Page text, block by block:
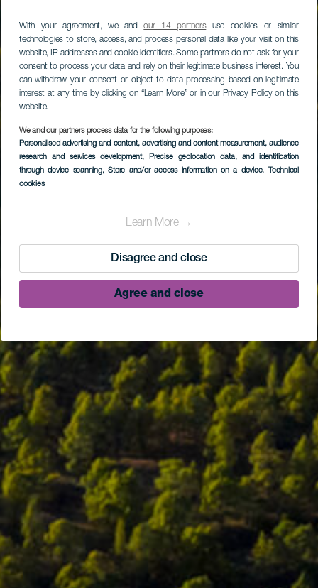
With your agreement, we andour 14 partnersuse cookies or similar
technologies to store, access, and process personal data like your visit on this
website, IP addresses and cookie identifiers. Some partners do not ask for your
consent to process your data and rely on their legitimate business interest. You
can withdraw your consent or object to data processing based on legitimate
interest at any time by clicking on “Learn More” or in our Privacy Policy on this
website.
We and our partners process data for the following purposes:
Personalised advertising and content, advertising and content measurement, audience
research and services development, Precise geolocation data, and identification
through device scanning, Store and/or access information on a device, Technical
cookies
Learn More →
Disagree and close
Agree and close